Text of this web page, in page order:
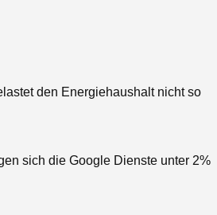
den Energiehaushalt nicht so
sich die Google Dienste unter 2%